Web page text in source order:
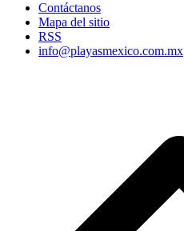
Contáctanos
Mapa del sitio
RSS
info@playasmexico.com.mx